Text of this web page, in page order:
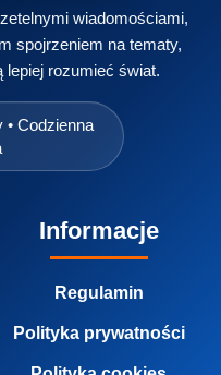
wiadomościami,
spojrzeniem na tematy,
lepiej rozumieć świat.
• Codzienna
Informacje
Regulamin
Polityka prywatności